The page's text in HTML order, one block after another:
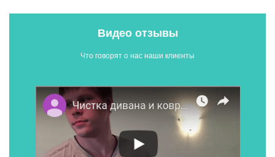
Видео отзывы
Что говорят о нас наши клиенты